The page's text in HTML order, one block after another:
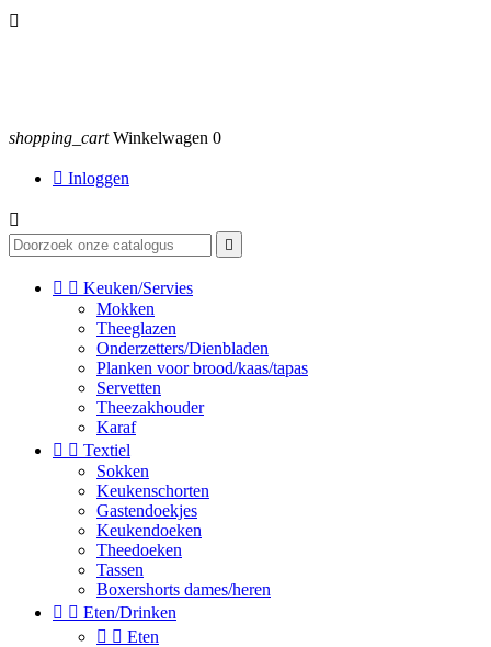

shopping_cart Winkelwagen 0
 Inloggen


  Keuken/Servies
Mokken
Theeglazen
Onderzetters/Dienbladen
Planken voor brood/kaas/tapas
Servetten
Theezakhouder
Karaf
  Textiel
Sokken
Keukenschorten
Gastendoekjes
Keukendoeken
Theedoeken
Tassen
Boxershorts dames/heren
  Eten/Drinken
  Eten